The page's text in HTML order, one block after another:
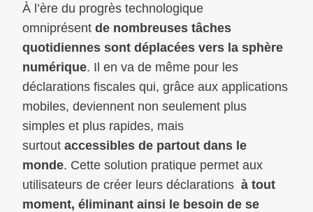
À l’ère du progrès technologique
omniprésent de nombreuses tâches
quotidiennes sont déplacées vers la sphère
numérique. Il en va de même pour les
déclarations fiscales qui, grâce aux applications
mobiles, deviennent non seulement plus
simples et plus rapides, mais
surtout accessibles de partout dans le
monde. Cette solution pratique permet aux
utilisateurs de créer leurs déclarations à tout
moment, éliminant ainsi le besoin de se